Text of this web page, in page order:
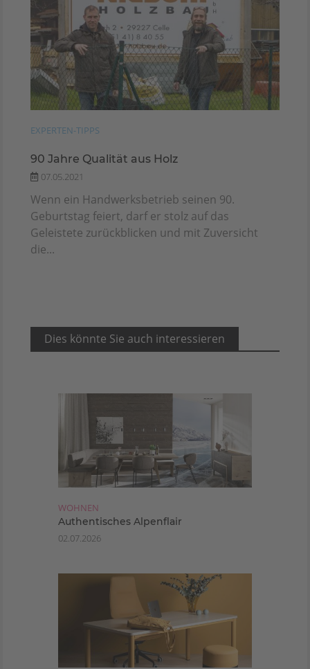
EXPERTEN-TIPPS
90 Jahre Qualität aus Holz
07.05.2021
Wenn ein Handwerksbetrieb seinen 90.
Geburtstag feiert, darf er stolz auf das
Geleistete zurückblicken und mit Zuversicht
die...
Dies könnte Sie auch interessieren
WOHNEN
Authentisches Alpenflair
02.07.2026